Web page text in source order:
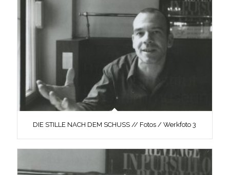
DIE STILLE NACH DEM SCHUSS // Fotos / Werkfoto 3